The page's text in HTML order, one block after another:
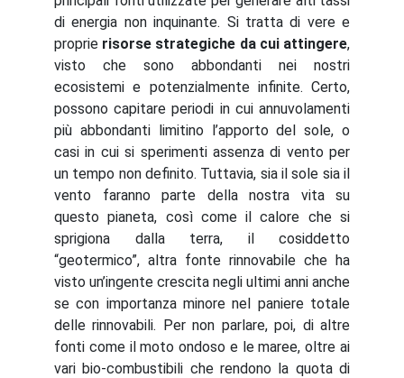
di energia non inquinante. Si tratta di vere e
proprie risorse strategiche da cui attingere,
visto che sono abbondanti nei nostri
ecosistemi e potenzialmente infinite. Certo,
possono capitare periodi in cui annuvolamenti
più abbondanti limitino l’apporto del sole, o
casi in cui si sperimenti assenza di vento per
un tempo non definito. Tuttavia, sia il sole sia il
vento faranno parte della nostra vita su
questo pianeta, così come il calore che si
sprigiona dalla terra, il cosiddetto
“geotermico”, altra fonte rinnovabile che ha
visto un’ingente crescita negli ultimi anni anche
se con importanza minore nel paniere totale
delle rinnovabili. Per non parlare, poi, di altre
fonti come il moto ondoso e le maree, oltre ai
vari bio-combustibili che rendono la quota di